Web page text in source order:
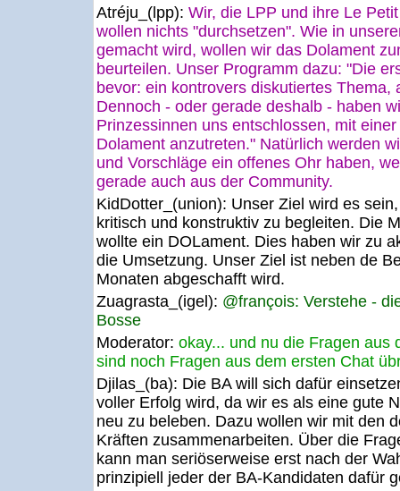
Atréju_(lpp): Wir, die LPP und ihre Le
wollen nichts "durchsetzen". Wie in
gemacht wird, wollen wir das Dolament
beurteilen. Unser Programm dazu: "Die
bevor: ein kontrovers diskutiertes Thema,
Dennoch - oder gerade deshalb - haben
Prinzessinnen uns entschlossen, mit
Dolament anzutreten." Natürlich werden
und Vorschläge ein offenes Ohr haben,
gerade auch aus der Community.
KidDotter_(union): Unser Ziel wird es
kritisch und konstruktiv zu begleiten. Die
wollte ein DOLament. Dies haben wir zu
die Umsetzung. Unser Ziel ist neben de
Monaten abgeschafft wird.
Zuagrasta_(igel): @françois: Verstehe -
Bosse
Moderator: okay... und nu die Fragen aus
sind noch Fragen aus dem ersten Chat
Djilas_(ba): Die BA will sich dafür
voller Erfolg wird, da wir es als eine gute
neu zu beleben. Dazu wollen wir mit den
Kräften zusammenarbeiten. Über die
kann man seriöserweise erst nach der
prinzipiell jeder der BA-Kandidaten dafür